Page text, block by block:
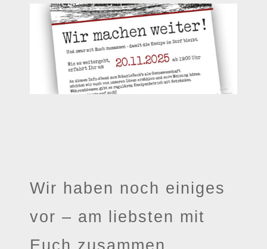
Wir haben noch einiges
vor – am liebsten mit